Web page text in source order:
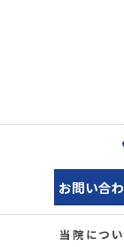
お問い合
当院につ